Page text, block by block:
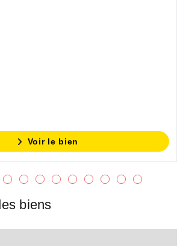
Voir le bien
biens